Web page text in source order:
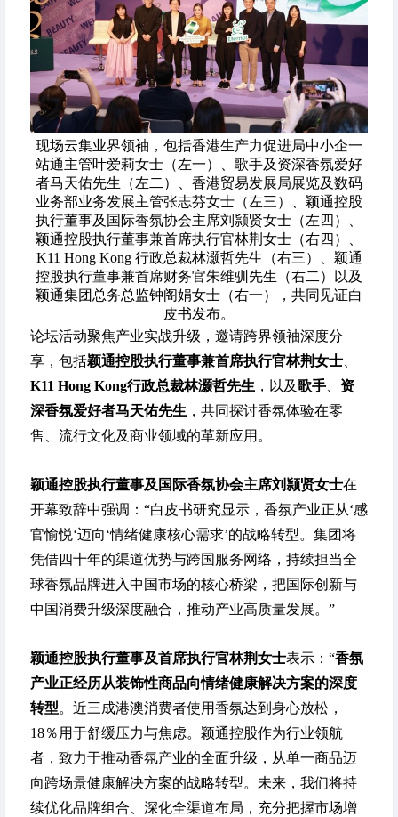
现场云集业界领袖，包括香港生产力促进局中小企一
站通主管叶爱莉女士（左一）、歌手及资深香氛爱好
者马天佑先生（左二）、香港贸易发展局展览及数码
业务部业务发展主管张志芬女士（左三）、颖通控股
执行董事及国际香氛协会主席刘颕贤女士（左四）、
颖通控股执行董事兼首席执行官林荆女士（右四）、
K11 Hong Kong 行政总裁林灏哲先生（右三）、颖通
控股执行董事兼首席财务官朱维驯先生（右二）以及
颖通集团总务总监钟阁娟女士（右一），共同见证白
皮书发布。
论坛活动聚焦产业实战升级，邀请跨界领袖深度分
享，包括颖通控股执行董事兼首席执行官林荆女士
K11 Hong Kong行政总裁林灏哲先生 ，以及歌手
资
深香氛爱好者马天佑先生 ，共同探讨香氛体验在零
售、流行文化及商业领域的革新应用。
颖通控股执行董事及国际香氛协会主席刘颕贤女士在
开幕致辞中强调：“白皮书研究显示，香氛产业正从‘感
官愉悦‘迈向‘情绪健康核心需求’的战略转型。集团将
凭借四十年的渠道优势与跨国服务网络，持续担当全
球香氛品牌进入中国市场的核心桥梁，把国际创新与
中国消费升级深度融合，推动产业高质量发展。”
颖通控股执行董事及首席执行官林荆女士表示：“香氛
产业正经历从装饰性商品向情绪健康解决方案的深度
转型。近三成港澳消费者使用香氛达到身心放松，
18％用于舒缓压力与焦虑。颖通控股作为行业领航
者，致力于推动香氛产业的全面升级，从单一商品迈
向跨场景健康解决方案的战略转型。未来，我们将持
续优化品牌组合、深化全渠道布局，充分把握市场增